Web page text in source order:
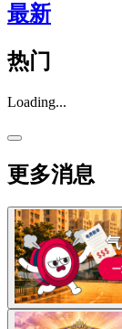
最新
热门
Loading...
更多消息